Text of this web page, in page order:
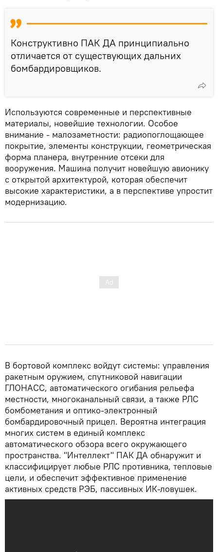
Конструктивно ПАК ДА принципиально
отличается от существующих дальних
бомбардировщиков.
Используются современные и перспективные
материалы, новейшие технологии. Особое
внимание - малозаметности: радиопоглощающее
покрытие, элементы конструкции, геометрическая
форма планера, внутренние отсеки для
вооружения. Машина получит новейшую авионику
с открытой архитектурой, которая обеспечит
высокие характеристики, а в перспективе упростит
модернизацию.
В бортовой комплекс войдут системы: управления
ракетным оружием, спутниковой навигации
ГЛОНАСС, автоматического огибания рельефа
местности, многоканальный связи, а также РЛС
бомбометания и оптико-электронный
бомбардировочный прицел. Вероятна интеграция
многих систем в единый комплекс
автоматического обзора всего окружающего
пространства. "Интеллект" ПАК ДА обнаружит и
классифицирует любые РЛС противника, тепловые
цели, и обеспечит эффективное применение
активных средств РЭБ, пассивных ИК-ловушек.